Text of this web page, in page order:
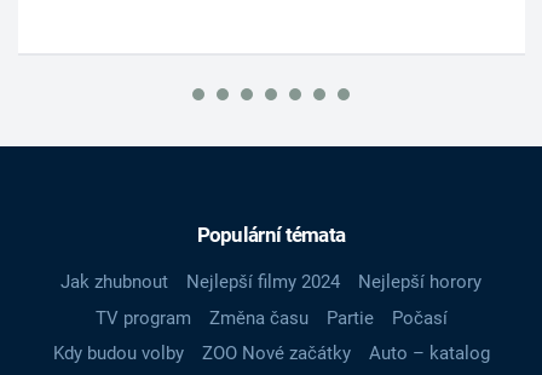
Populární témata
Jak zhubnout Nejlepší filmy 2024
Nejlepší horory
TV program
Změna času Partie
Počasí
Kdy budou volby
ZOO Nové začátky
Auto – katalog